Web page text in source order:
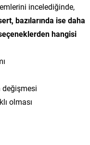
incelediğinde,
bazılarında ise daha
hangisi
değişmesi
olması